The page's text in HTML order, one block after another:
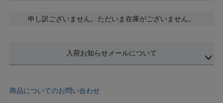
申し訳ございません。ただいま在庫がございません。
入荷お知らせメールについて
商品についてのお問い合わせ